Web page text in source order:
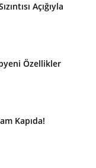
Açığıyla
Özellikler
Kapıda!